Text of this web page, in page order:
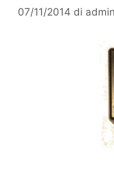
07/11/2014 di admin